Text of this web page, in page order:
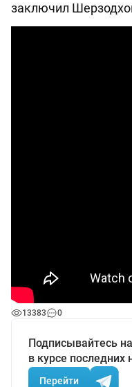
заключил
13383 0
Подписывайтесь
в курсе последних
Перейти